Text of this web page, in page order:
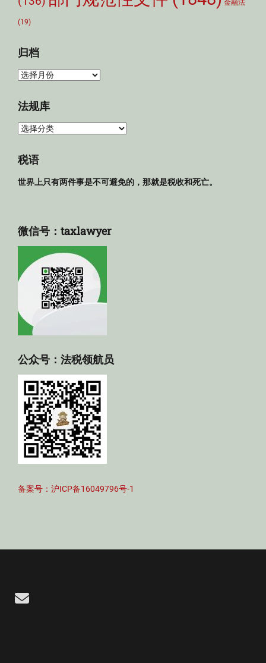
金融法
(19)
归档
归
法规库
法
库
税语
世界上只有两件事是不可避免的，那就是税收和死亡。
微信号：taxlawyer
公众号：法税领航员
备案号：沪ICP备16049796号-1
Email